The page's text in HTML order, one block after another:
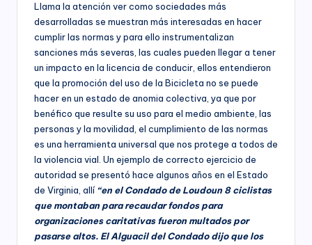
B
o
o
M
ía
las
entidades
del
Sector
Público
nivel
nacional,
departamental
distrital,
siguientes
Consultoría
especializada
Llama la atención ver como sociedades más
desarrolladas se muestran más interesadas en hacer
cumplir las normas y para ello instrumentalizan
sanciones más severas, las cuales pueden llegar a tener
un impacto en la licencia de conducir, ellos entendieron
que la promoción del uso de la Bicicleta no se puede
hacer en un estado de anomia colectiva, ya que por
benéfico que resulte su uso para el medio ambiente, las
personas y la movilidad, el cumplimiento de las normas
es una herramienta universal que nos protege a todos de
la violencia vial. Un ejemplo de correcto ejercicio de
autoridad se presentó hace algunos años en el Estado
de Virginia, allí “en el Condado de Loudoun 8 ciclistas
que montaban para recaudar fondos para
organizaciones caritativas fueron multados por
pasarse altos. El Alguacil del Condado dijo que los